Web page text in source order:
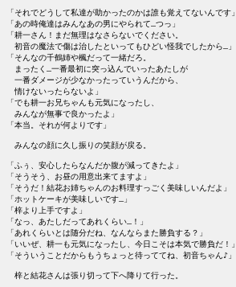
「それでどうして私達が助かったのかは誰も覚えてないんです」
「あの時俺達はみんなあの男にやられて…つっ」
「耕一さん！まだ無理はなさらないでください。
初音の魔法で傷は治したといってもひどい怪我でしたから…」
「そんなの千鶴姉や楓だって一緒だろ。
まったく…一番最初に突っ込んでいったあたしが
一番ダメージが少なかったっていうんだから、
情けないったらないよ」
「でも耕一お兄ちゃんも元気になったし、
みんなが無事で良かったよ」
「本当。それが何よりです」
みんなの顔に久し振りの笑顔が戻る。
「ふぅ、安心したらなんだか腹が減ってきたよ」
「そうそう、お昼の用意出来てますよ」
「そうだ！結花お姉ちゃんのお料理すっごく美味しいんだよ」
「ホットケーキが美味しいです…」
「梓より上手ですよ」
「なっ、あたしだってあれくらい…！」
「あれくらいとは随分だね、なんならまた勝負する？」
「いいぜ、耕一も元気になったし、今日こそは本気で勝負だ！」
「そういうことだからもうちょっと待っててね、初音ちゃん♪」
梓と結花さんは張り切って下へ降りて行った。